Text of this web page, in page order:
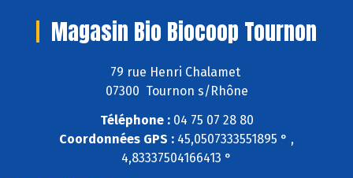
Magasin Bio Biocoop Tournon
79 rue Henri Chalamet
07300 Tournon s/Rhône
Téléphone :04 75 07 28 80
Coordonnées GPS : 45,0507333551895 ° ,
4,83337504166413 °